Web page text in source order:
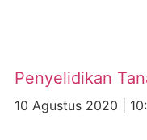
Penyelidikan
10 Agustus 2020